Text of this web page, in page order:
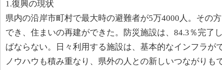
1.復興の現状
県内の沿岸市町村で最大時の避難者が5万4000人。その
でき、住まいの再建ができた。防災施設は、84.3％完了
ばならない。日々利用する施設は、基本的なインフラが
ノウハウも積み重なり、県外の人との新しいつながりも